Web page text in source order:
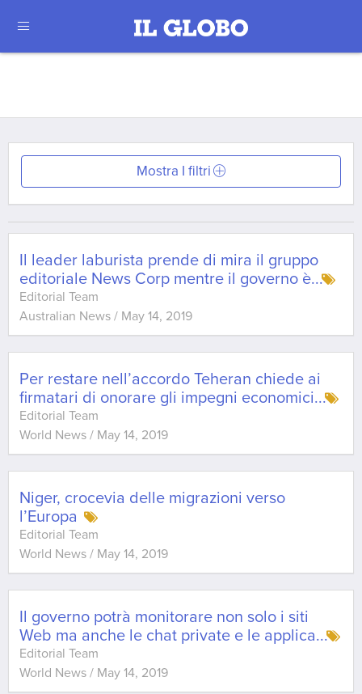
Mostra I filtri
Il leader laburista prende di mira il gruppo
editoriale News Corp mentre il governo è...
Editorial Team
Australian News / May 14, 2019
Per restare nell’accordo Teheran chiede ai
firmatari di onorare gli impegni economici...
Editorial Team
World News / May 14, 2019
Niger, crocevia delle migrazioni verso
l’Europa
Editorial Team
World News / May 14, 2019
Il governo potrà monitorare non solo i siti
Web ma anche le chat private e le applica...
Editorial Team
World News / May 14, 2019